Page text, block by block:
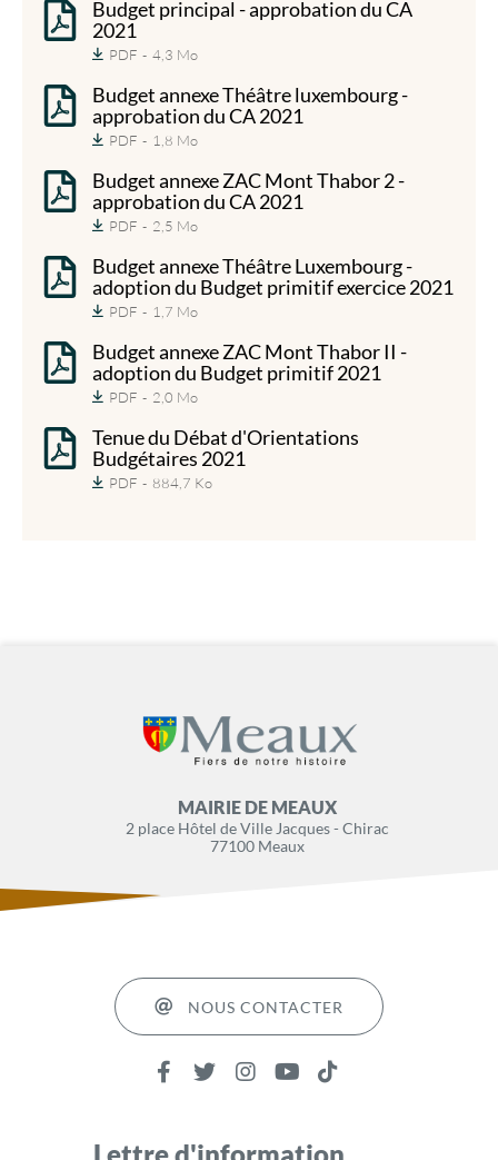
Budget principal - approbation du CA
2021
PDF 4,3 Mo
Budget annexe Théâtre luxembourg -
approbation du CA 2021
PDF 1,8 Mo
Budget annexe ZAC Mont Thabor 2 -
approbation du CA 2021
PDF 2,5 Mo
Budget annexe Théâtre Luxembourg -
adoption du Budget primitif exercice 2021
PDF 1,7 Mo
Budget annexe ZAC Mont Thabor II -
adoption du Budget primitif 2021
PDF 2,0 Mo
Tenue du Débat d'Orientations
Budgétaires 2021
PDF 884,7 Ko
MAIRIE DE MEAUX
2 place Hôtel de Ville Jacques - Chirac
77100 Meaux
NOUS CONTACTER